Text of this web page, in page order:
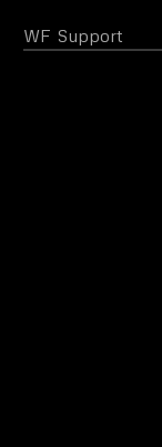
WF Support